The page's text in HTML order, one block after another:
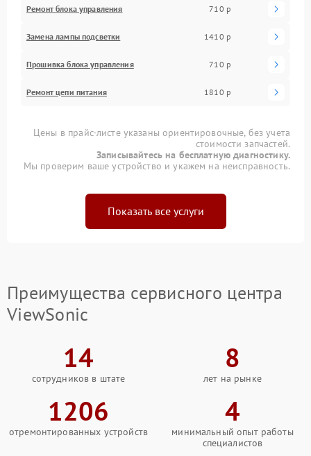
Ремонт блока управления 710 р
Замена лампы подсветки 1410 р
Прошивка блока управления 710 р
Ремонт цепи питания 1810 р
Цены в прайс-листе указаны ориентировочные, без учета
стоимости запчастей.
Записывайтесь на бесплатную диагностику.
Мы проверим ваше устройство и укажем на неисправность.
Показать все услуги
Преимущества сервисного центра
ViewSonic
14
сотрудников в штате
8
лет на рынке
1206
отремонтированных устройств
4
минимальный опыт работы
специалистов